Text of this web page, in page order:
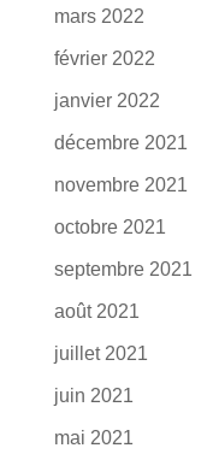
mars 2022
février 2022
janvier 2022
décembre 2021
novembre 2021
octobre 2021
septembre 2021
août 2021
juillet 2021
juin 2021
mai 2021